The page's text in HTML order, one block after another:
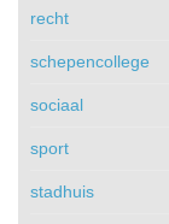
recht
schepencollege
sociaal
sport
stadhuis